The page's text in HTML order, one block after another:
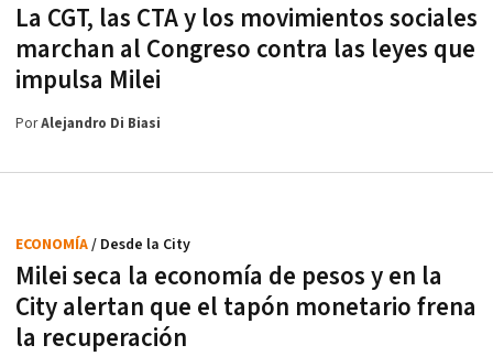
La CGT, las CTA y los movimientos sociales
marchan al Congreso contra las leyes que
impulsa Milei
PorAlejandro Di Biasi
Milei seca la economía de pesos y en la
City alertan que el tapón monetario frena
la recuperación
ECONOMÍA/ Desde la City